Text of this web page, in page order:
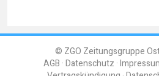
© ZGO Zeitungsgruppe
AGB Datenschutz